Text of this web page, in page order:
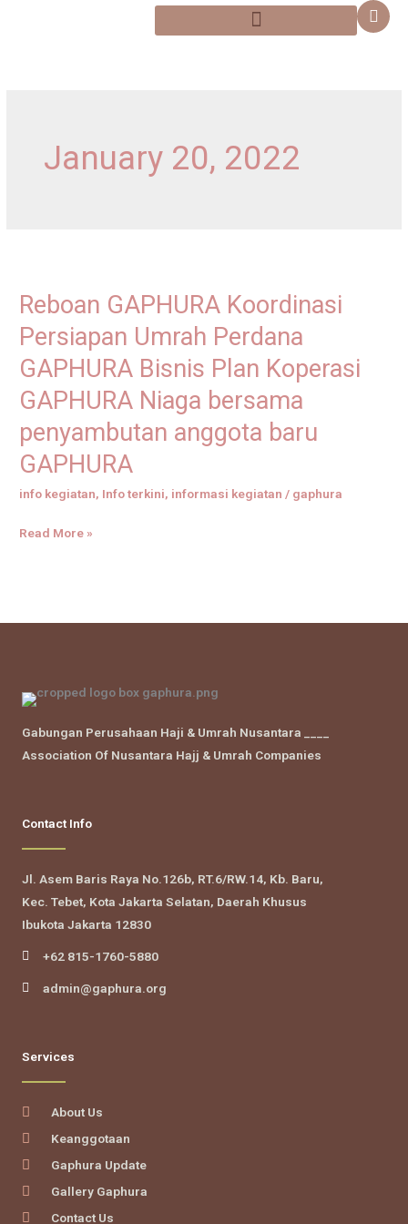
January 20, 2022
Reboan GAPHURA Koordinasi
Persiapan Umrah Perdana
GAPHURA Bisnis Plan Koperasi
GAPHURA Niaga bersama
penyambutan anggota baru
GAPHURA
info kegiatan, Info terkini, informasi kegiatan / gaphura
Koordinasi
Persiapan
Umrah
Perdana
GAPHURA
Plan
Koperasi
GAPHURA
bersama
GAPHURA
Read More »
Gabungan Perusahaan Haji & Umrah Nusantara ____
Association Of Nusantara Hajj & Umrah Companies
Contact Info
Jl. Asem Baris Raya No.126b, RT.6/RW.14, Kb. Baru,
Kec. Tebet, Kota Jakarta Selatan, Daerah Khusus
Ibukota Jakarta 12830
+62 815-1760-5880
admin@gaphura.org
Services
About Us
Keanggotaan
Gaphura Update
Gallery Gaphura
Contact Us